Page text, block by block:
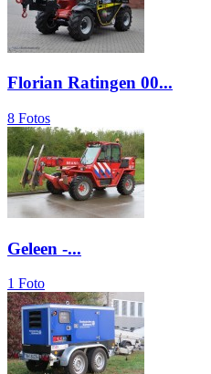
Florian Ratingen 00...
8 Fotos
Geleen -...
1 Foto